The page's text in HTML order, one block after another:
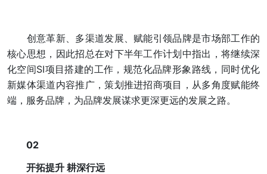
创意革新、多渠道发展、赋能引领品牌是市场部工作的
核心思想，因此招总在对下半年工作计划中指出，将继续深
化空间SI项目搭建的工作，规范化品牌形象路线，同时优化
新媒体渠道内容推广，策划推进招商项目，从多角度赋能终
端，服务品牌，为品牌发展谋求更深更远的发展之路。
02
开拓提升 耕深行远